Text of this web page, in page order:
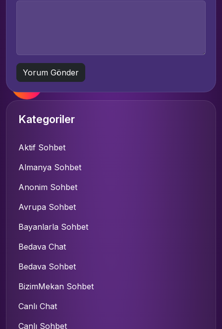
Kategoriler
Aktif Sohbet
Almanya Sohbet
Anonim Sohbet
Avrupa Sohbet
Bayanlarla Sohbet
Bedava Chat
Bedava Sohbet
BizimMekan Sohbet
Canlı Chat
Canlı Sohbet